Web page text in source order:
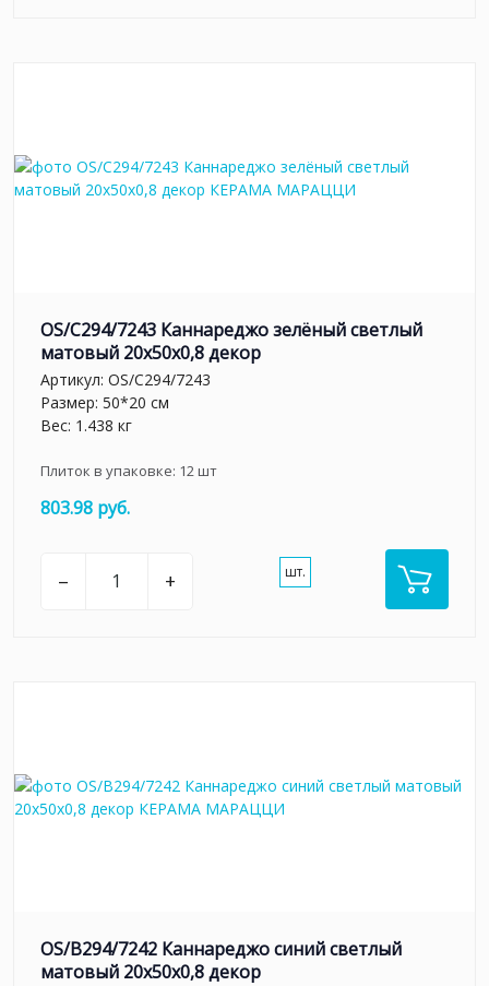
OS/C294/7243 Каннареджо зелёный светлый
матовый 20x50x0,8 декор
Артикул: OS/C294/7243
Размер: 50*20 см
Вес: 1.438 кг
Плиток в упаковке: 12шт
803.98 руб.
– + шт.
OS/B294/7242 Каннареджо синий светлый
матовый 20x50x0,8 декор